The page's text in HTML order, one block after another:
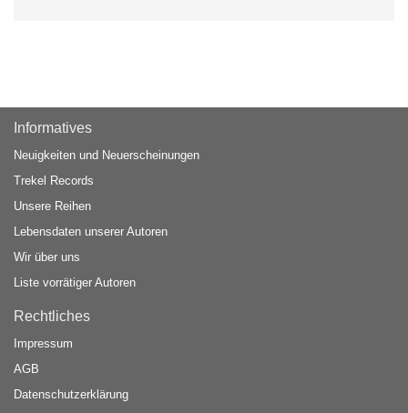
Informatives
Neuigkeiten und Neuerscheinungen
Trekel Records
Unsere Reihen
Lebensdaten unserer Autoren
Wir über uns
Liste vorrätiger Autoren
Rechtliches
Impressum
AGB
Datenschutzerklärung